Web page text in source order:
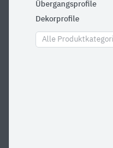
Übergangsprofile
Dekorprofile
Alle